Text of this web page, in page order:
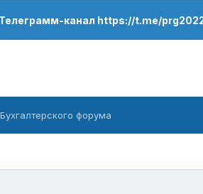
Телеграмм-канал https://t.me/
форума